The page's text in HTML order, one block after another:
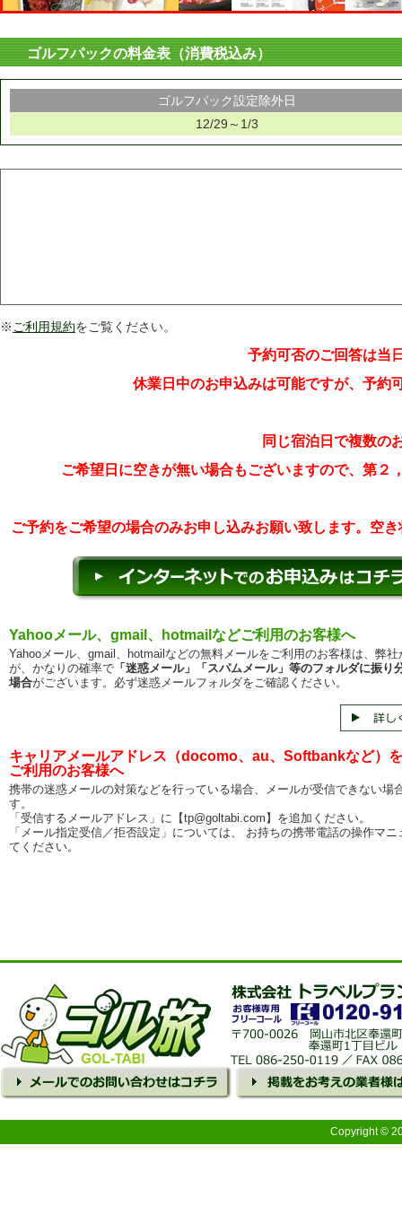
ゴルフパックの料金表（消費税込み）
ゴルフパック設定除外日
12/29～1/3
※ ご利用規約をご覧ください。
予約可否のご回答は当
休業日中のお申込みは可能ですが、予約
同じ宿泊日で複数の
ご希望日に空きが無い場合もございますので、第
ご予約をご希望の場合のみお申し込みお願い致します。空
Yahooメール、gmail、hotmailなどご利用のお客様へ
Yahooメール、gmail、hotmailなどの無料メールをご利用のお客様は、弊
が、かなりの確率で 「迷惑メール」「スパムメール」等のフォルダに振り
場合がございます。必ず迷惑メールフォルダをご確認ください。
キャリアメールアドレス（docomo、au、Softbankなど）を
ご利用のお客様へ
携帯の迷惑メールの対策などを行っている場合、メールが受信できない場
す。
「受信するメールアドレス」に【tp@goltabi.com】を追加ください。
「メール指定受信／拒否設定」については、 お持ちの携帯電話の操作マ
てください。
Copyright ©